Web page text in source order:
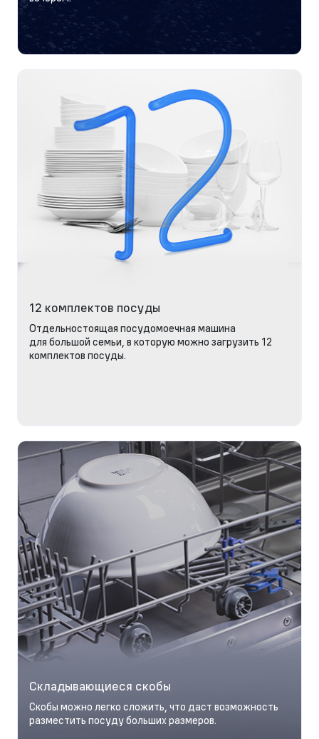
12 комплектов посуды
Отдельностоящая посудомоечная машина
для большой семьи, в которую можно загрузить 12
комплектов посуды.
Складывающиеся скобы
Скобы можно легко сложить, что даст возможность
разместить посуду больших размеров.